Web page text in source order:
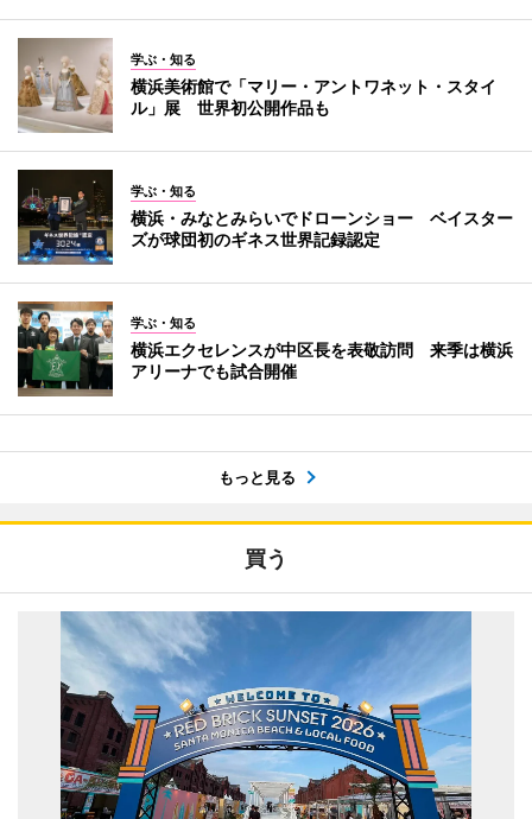
学ぶ・知る
横浜美術館で「マリー・アントワネット・スタイ
ル」展 世界初公開作品も
学ぶ・知る
横浜・みなとみらいでドローンショー ベイスター
ズが球団初のギネス世界記録認定
学ぶ・知る
横浜エクセレンスが中区長を表敬訪問 来季は横浜
アリーナでも試合開催
もっと見る
買う